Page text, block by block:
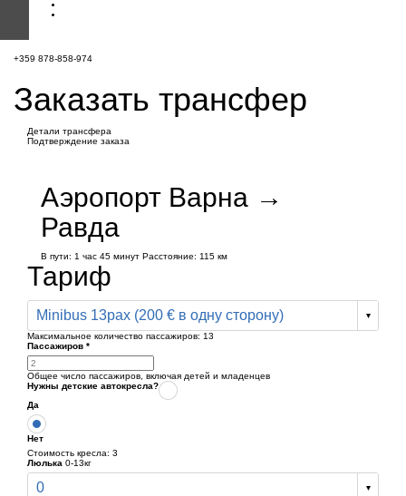
+359 878-858-974
Заказать трансфер
Детали трансфера
Подтверждение заказа
Аэропорт Варна →
Равда
В пути: 1 час 45 минут Расстояние: 115 км
Тариф
Minibus 13pax (200 € в одну сторону)
Максимальное количество пассажиров: 13
Пассажиров *
Общее число пассажиров, включая детей и младенцев
Нужны детские автокресла?
Да
Нет
Стоимость кресла: 3
Люлька 0-13кг
0